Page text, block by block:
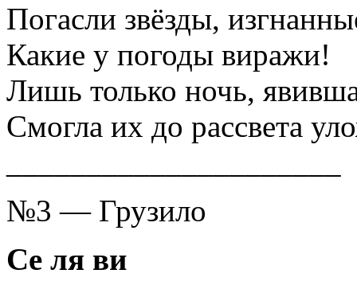
Погасли звёзды,
Какие у погоды виражи!
Лишь только ночь,
Смогла их до рассвета
№3 — Грузило
Се ля ви